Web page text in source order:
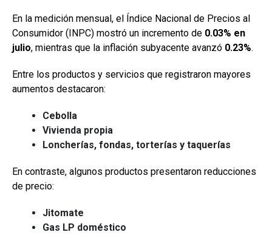
En la medición mensual, el Índice Nacional de Precios al
Consumidor (INPC) mostró un incremento de 0.03% en
julio, mientras que la inflación subyacente avanzó 0.23%.
Entre los productos y servicios que registraron mayores
aumentos destacaron:
Cebolla
Vivienda propia
Loncherías, fondas, torterías y taquerías
En contraste, algunos productos presentaron reducciones
de precio:
Jitomate
Gas LP doméstico